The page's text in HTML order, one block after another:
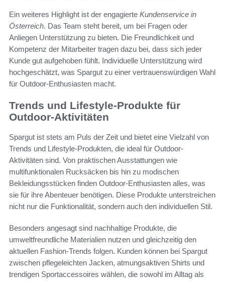
Ein weiteres Highlight ist der engagierte Kundenservice in
Österreich. Das Team steht bereit, um bei Fragen oder
Anliegen Unterstützung zu bieten. Die Freundlichkeit und
Kompetenz der Mitarbeiter tragen dazu bei, dass sich jeder
Kunde gut aufgehoben fühlt. Individuelle Unterstützung wird
hochgeschätzt, was Spargut zu einer vertrauenswürdigen Wahl
für Outdoor-Enthusiasten macht.
Trends und Lifestyle-Produkte für
Outdoor-Aktivitäten
Spargut ist stets am Puls der Zeit und bietet eine Vielzahl von
Trends und Lifestyle-Produkten, die ideal für Outdoor-
Aktivitäten sind. Von praktischen Ausstattungen wie
multifunktionalen Rucksäcken bis hin zu modischen
Bekleidungsstücken finden Outdoor-Enthusiasten alles, was
sie für ihre Abenteuer benötigen. Diese Produkte unterstreichen
nicht nur die Funktionalität, sondern auch den individuellen Stil.
Besonders angesagt sind nachhaltige Produkte, die
umweltfreundliche Materialien nutzen und gleichzeitig den
aktuellen Fashion-Trends folgen. Kunden können bei Spargut
zwischen pflegeleichten Jacken, atmungsaktiven Shirts und
trendigen Sportaccessoires wählen, die sowohl im Alltag als